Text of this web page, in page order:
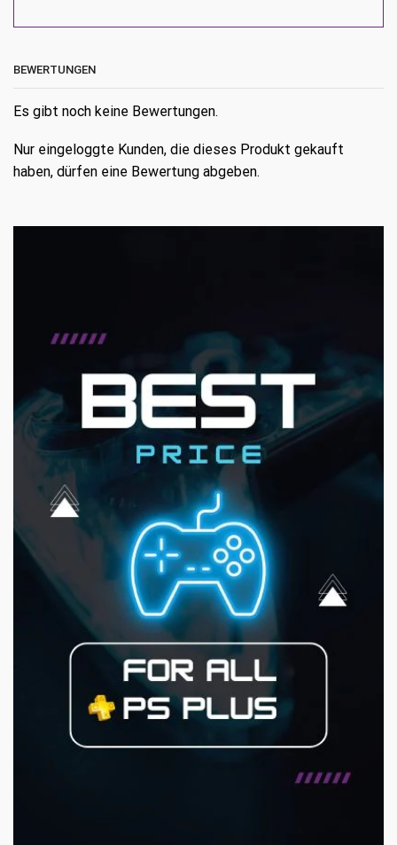
BEWERTUNGEN
Es gibt noch keine Bewertungen.
Nur eingeloggte Kunden, die dieses Produkt gekauft
haben, dürfen eine Bewertung abgeben.